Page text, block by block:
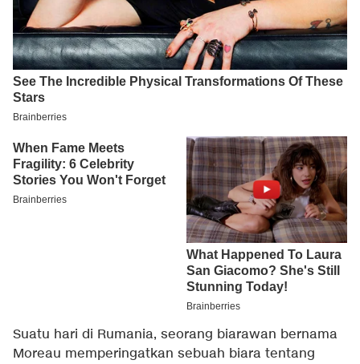
Suatu hari di Rumania, seorang biarawan bernama
Moreau memperingatkan sebuah biara tentang